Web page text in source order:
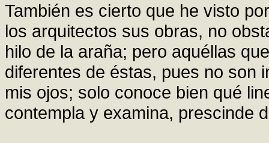
También es cierto que he visto
los arquitectos sus obras, no
hilo de la araña; pero aquéllas
diferentes de éstas, pues no son
mis ojos; solo conoce bien qué
contempla y examina, prescinde